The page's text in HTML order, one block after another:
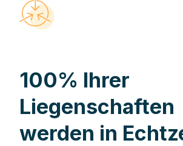
100% Ihrer
Liegenschaften
werden in